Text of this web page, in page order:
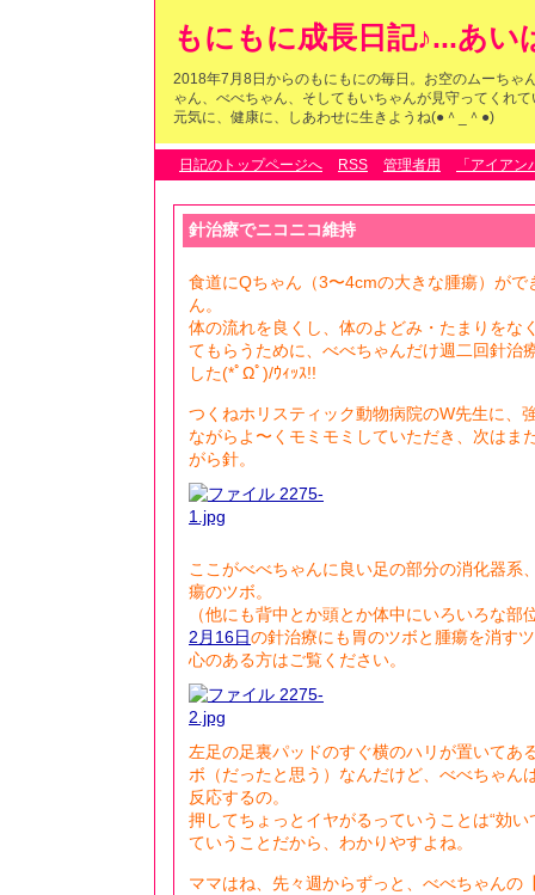
もにもに成長日記♪...あい
2018年7月8日からのもにもにの毎日。お空のムーちゃ
ゃん、べべちゃん、そしてもいちゃんが見守ってくれ
元気に、健康に、しあわせに生きようね(●＾_＾●)
日記のトップページへ RSS 管理者用 「アイア
針治療でニコニコ維持
食道にQちゃん（3〜4cmの大きな腫瘍）がで
ん。
体の流れを良くし、体のよどみ・たまりをな
てもらうために、べべちゃんだけ週二回針治
した(*ﾟΩﾟ)/ｳｨｯｽ!!
つくねホリスティック動物病院のW先生に、
ながらよ〜くモミモミしていただき、次はま
がら針。
ここがべべちゃんに良い足の部分の消化器系
瘍のツボ。
（他にも背中とか頭とか体中にいろいろな部
2月16日の針治療にも胃のツボと腫瘍を消す
心のある方はご覧ください。
左足の足裏パッドのすぐ横のハリが置いてあ
ボ（だったと思う）なんだけど、べべちゃん
反応するの。
押してちょっとイヤがるっていうことは“効い
ていうことだから、わかりやすよね。
ママはね、先々週からずっと、べべちゃんの